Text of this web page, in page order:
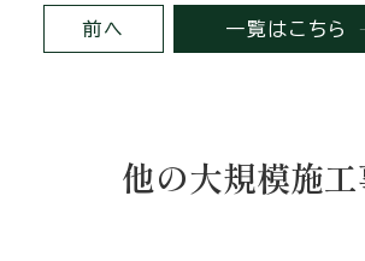
前へ 一覧はこちら
他の大規模施